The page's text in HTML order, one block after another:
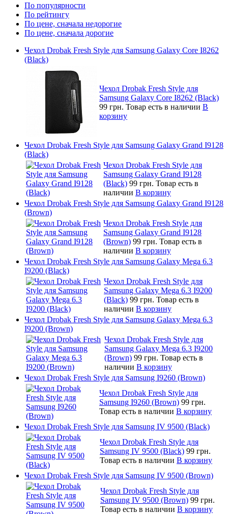
По популярности
По рейтингу
По цене, сначала недорогие
По цене, сначала дорогие
Чехол Drobak Fresh Style для Samsung Galaxy Core I8262
(Black)
Чехол Drobak Fresh Style для
Samsung Galaxy Core I8262 (Black)
99 грн. Товар есть в наличии В
корзину
Чехол Drobak Fresh Style для Samsung Galaxy Grand I9128
(Black)
Чехол Drobak Fresh Style для
Samsung Galaxy Grand I9128
(Black) 99 грн. Товар есть в
наличии В корзину
Чехол Drobak Fresh Style для Samsung Galaxy Grand I9128
(Brown)
Чехол Drobak Fresh Style для
Samsung Galaxy Grand I9128
(Brown) 99 грн. Товар есть в
наличии В корзину
Чехол Drobak Fresh Style для Samsung Galaxy Mega 6.3
I9200 (Black)
Чехол Drobak Fresh Style для
Samsung Galaxy Mega 6.3 I9200
(Black) 99 грн. Товар есть в
наличии В корзину
Чехол Drobak Fresh Style для Samsung Galaxy Mega 6.3
I9200 (Brown)
Чехол Drobak Fresh Style для
Samsung Galaxy Mega 6.3 I9200
(Brown) 99 грн. Товар есть в
наличии В корзину
Чехол Drobak Fresh Style для Samsung I9260 (Brown)
Чехол Drobak Fresh Style для
Samsung I9260 (Brown) 99 грн.
Товар есть в наличии В корзину
Чехол Drobak Fresh Style для Samsung IV 9500 (Black)
Чехол Drobak Fresh Style для
Samsung IV 9500 (Black) 99 грн.
Товар есть в наличии В корзину
Чехол Drobak Fresh Style для Samsung IV 9500 (Brown)
Чехол Drobak Fresh Style для
Samsung IV 9500 (Brown) 99 грн.
Товар есть в наличии В корзину